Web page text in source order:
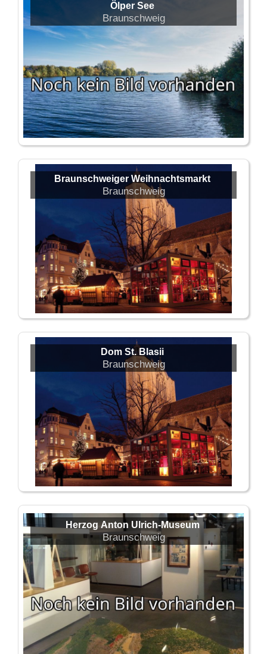
Ölper See
Braunschweig
Braunschweiger Weihnachtsmarkt
Braunschweig
Dom St. Blasii
Braunschweig
Herzog Anton Ulrich-Museum
Braunschweig